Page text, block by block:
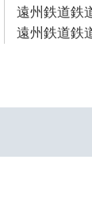
遠州鉄道鉄
遠州鉄道鉄